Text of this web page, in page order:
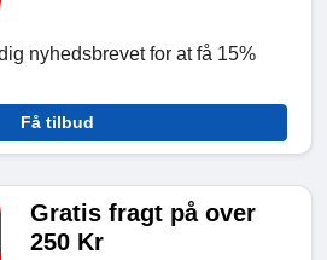
nyhedsbrevet for at få 15%
Få tilbud
Gratis fragt på over
250 Kr